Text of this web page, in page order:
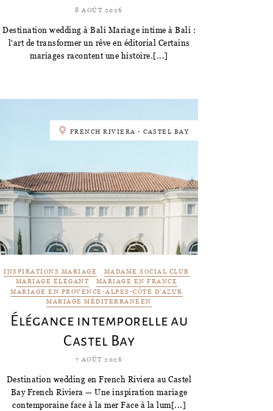
8 AOÛT 2026
Destination wedding à Bali Mariage intime à Bali :
l'art de transformer un rêve en éditorial Certains
mariages racontent une histoire.[...]
FRENCH RIVIERA - CASTEL BAY
INSPIRATIONS MARIAGE
MADAME SOCIAL CLUB
MARIAGE ÉLÉGANT
MARIAGE EN FRANCE
MARIAGE EN PROVENCE-ALPES-CÔTE D'AZUR
MARIAGE MÉDITERRANÉEN
Élégance intemporelle au
Castel Bay
7 AOÛT 2026
Destination wedding en French Riviera au Castel
Bay French Riviera — Une inspiration mariage
contemporaine face à la mer Face à la lum[...]